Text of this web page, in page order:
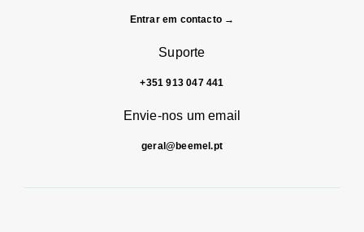
Entrar em contacto →
Suporte
+351 913 047 441
Envie-nos um email
geral@beemel.pt